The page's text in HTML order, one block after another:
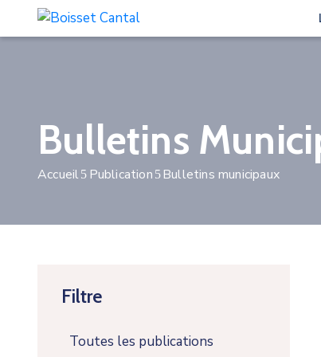
Bulletins
Accueil Publication Bulletins municipaux
Filtre
Toutes les publications